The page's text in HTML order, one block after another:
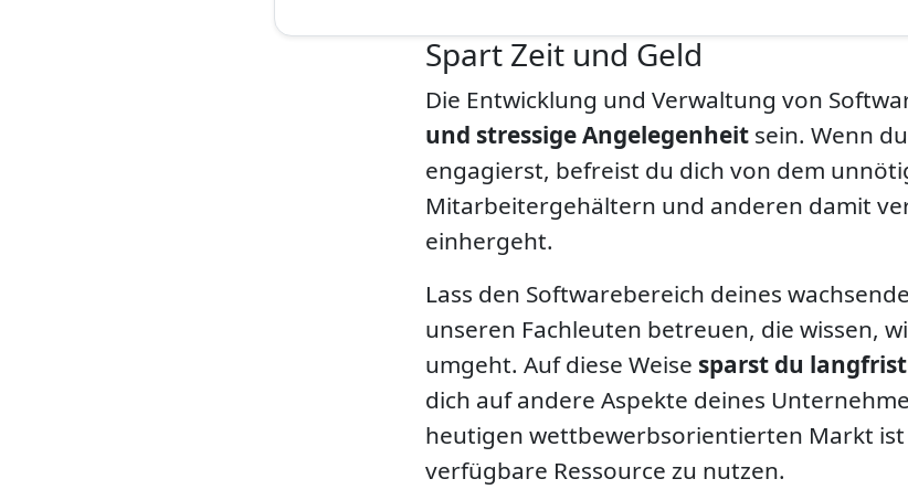
Spart Zeit und Geld
Die Entwicklung und Verwaltung von
und stressige Angelegenheit sein. Wenn
engagierst, befreist du dich von dem
Mitarbeitergehältern und anderen damit
einhergeht.
Lass den Softwarebereich deines
unseren Fachleuten betreuen, die wissen,
umgeht. Auf diese Weise sparst du
dich auf andere Aspekte deines
heutigen wettbewerbsorientierten Markt ist
verfügbare Ressource zu nutzen.